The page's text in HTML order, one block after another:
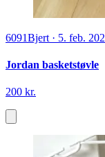
6091Bjert · 5. feb.
Jordan basketstøvle
200 kr.